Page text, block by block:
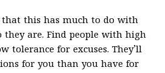
that this has much to do with
are. Find people with high
tolerance for excuses. They’ll
for you than you have for